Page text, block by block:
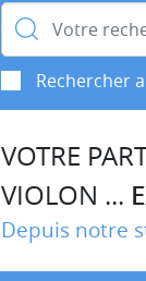
Rechercher :
Rechercher
VOTRE
VIOLON ...
Depuis notre